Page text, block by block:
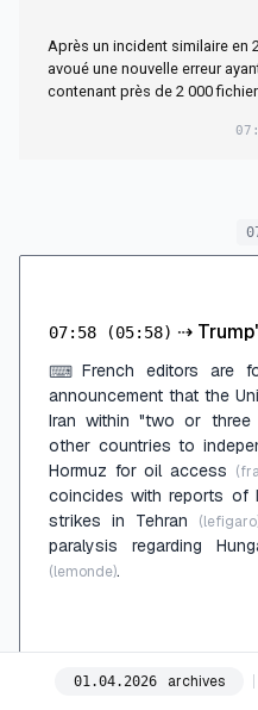
Après un incident similaire en
avoué une nouvelle erreur
contenant près de 2 000
07:58 (05:58) ⇢
⌨ French editors are
announcement that the
Iran within "two or three
other countries to
Hormuz for oil access
coincides with reports of
strikes in Tehran
paralysis regarding
(lemonde).
01.04.2026 archives